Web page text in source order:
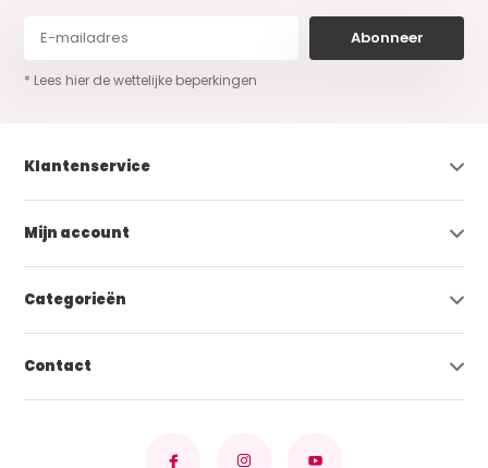
Abonneer
* Lees hier de wettelijke beperkingen
Klantenservice
Mijn account
Categorieën
Contact